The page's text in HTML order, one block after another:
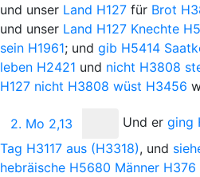
und unser Land H127 für Brot
und unser Land H127 Knechte
sein H1961; und gib H5414
leben H2421 und nicht H3808
H127 nicht H3808 wüst H3456
2. Mo 2,13 Und er ging
Tag H3117 aus (H3318), und
hebräische H5680 Männer H376